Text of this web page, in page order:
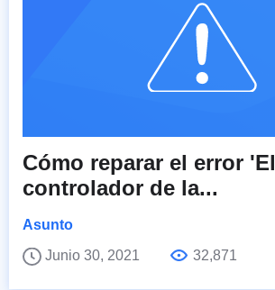
Cómo reparar el error 'El
controlador de la...
Asunto
Junio 30, 2021
32,871